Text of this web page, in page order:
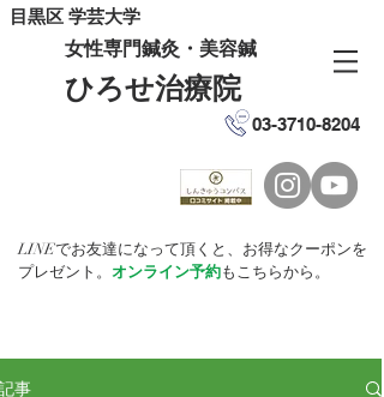
目黒区 学芸大学
女性専門鍼灸・美容鍼
ひろせ治療院
03-3710-8204
LINEでお友達になって頂くと、お得なクーポンを
プレゼント。 オンライン予約もこちらから。
事